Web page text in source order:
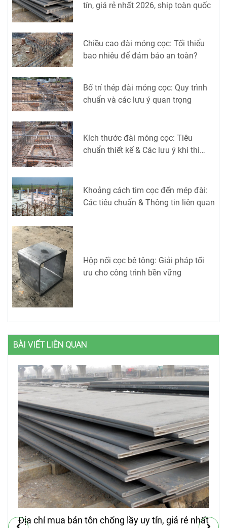
tín, giá rẻ nhất 2026, ship toàn quốc
Chiều cao đài móng cọc: Tối thiểu
bao nhiêu để đảm bảo an toàn?
Bố trí thép đài móng cọc: Quy trình
chuẩn và các lưu ý quan trọng
Kích thước đài móng cọc: Tiêu
chuẩn thiết kế & Các lưu ý khi thi
Khoảng cách tim cọc đến mép đài:
Các tiêu chuẩn & Thông tin liên quan
Hộp nối cọc bê tông: Giải pháp tối
ưu cho công trình bền vững
BÀI VIẾT LIÊN QUAN
Địa chỉ mua bán tôn chống lầy uy tín, giá rẻ nhất